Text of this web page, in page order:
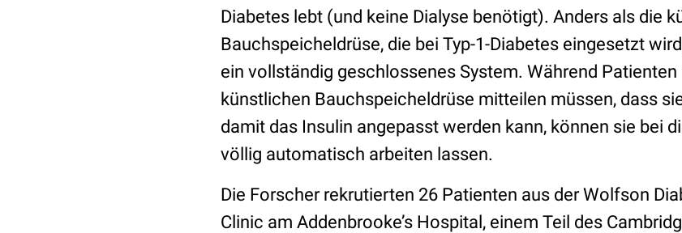
Diabetes lebt (und keine Dialyse benötigt). Anders als die
Bauchspeicheldrüse, die bei Typ-1-Diabetes eingesetzt
ein vollständig geschlossenes System. Während Patienten
künstlichen Bauchspeicheldrüse mitteilen müssen, dass
damit das Insulin angepasst werden kann, können sie bei
völlig automatisch arbeiten lassen.
Die Forscher rekrutierten 26 Patienten aus der Wolfson
Clinic am Addenbrooke’s Hospital, einem Teil des